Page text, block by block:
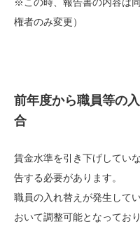
権者のみ変更）
前年度から職員等の
合
賃金水準を引き下げしてい
告する必要があります。
職員の入れ替えが発生して
おいて調整可能となってお